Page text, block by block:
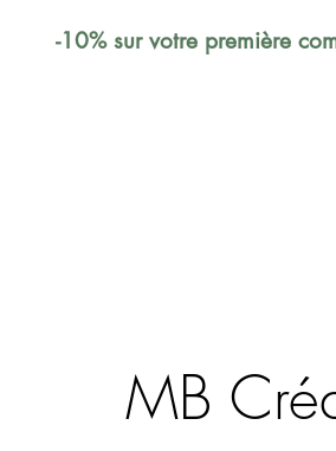
-10% sur votre première
MB